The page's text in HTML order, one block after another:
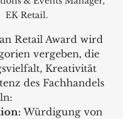
EK Retail.
Retail Award wird
vergeben, die
Kreativität
des Fachhandels
Würdigung von